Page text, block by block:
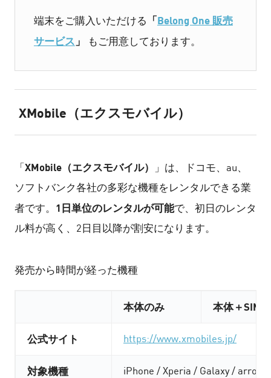
端末をご購入いただける 「Belong One 販売
サービス 」 もご用意しております。
XMobile（エクスモバイル）
「XMobile（エクスモバイル）
」は、ドコモ、au、
ソフトバンク各社の多彩な機種をレンタルできる業
者です。 1日単位のレンタルが可能で、初日のレンタ
ル料が高く、2日目以降が割安になります。
発売から時間が経った機種
本体のみ 本体＋SIM
公式サイト https://www.xmobiles.jp/
対象機種 iPhone / Xperia / Galaxy /